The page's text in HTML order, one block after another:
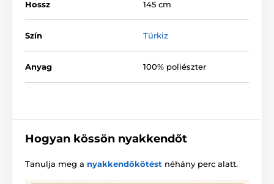
Hossz 145 cm
Szín Türkiz
Anyag 100% poliészter
Hogyan kössön nyakkendőt
Tanulja meg a nyakkendőkötést néhány perc alatt.